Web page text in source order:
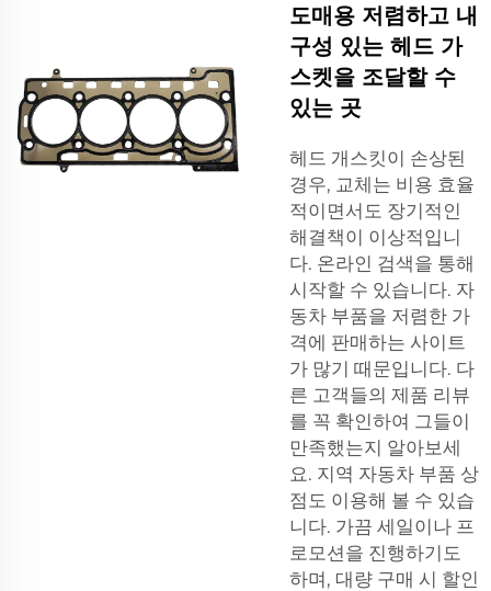
도매용 저렴하고 내
구성 있는 헤드 가
스켓을 조달할 수
있는 곳
헤드 개스킷이 손상된
경우, 교체는 비용 효율
적이면서도 장기적인
해결책이 이상적입니
다. 온라인 검색을 통해
시작할 수 있습니다. 자
동차 부품을 저렴한 가
격에 판매하는 사이트
가 많기 때문입니다. 다
른 고객들의 제품 리뷰
를 꼭 확인하여 그들이
만족했는지 알아보세
요. 지역 자동차 부품 상
점도 이용해 볼 수 있습
니다. 가끔 세일이나 프
로모션을 진행하기도
하며, 대량 구매 시 할인